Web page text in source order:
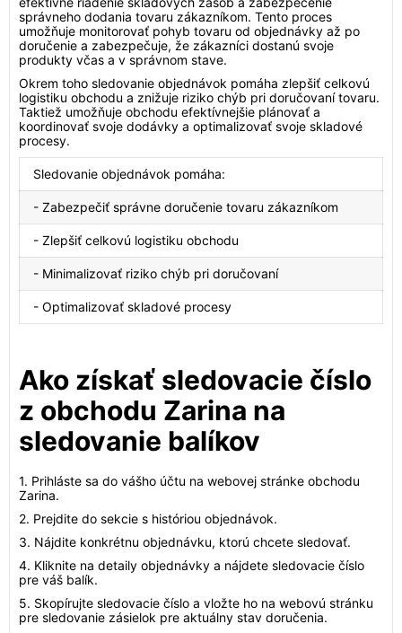
správneho dodania tovaru zákazníkom. Tento proces
umožňuje monitorovať pohyb tovaru od objednávky až po
doručenie a zabezpečuje, že zákazníci dostanú svoje
produkty včas a v správnom stave.
Okrem toho sledovanie objednávok pomáha zlepšiť celkovú
logistiku obchodu a znižuje riziko chýb pri doručovaní tovaru.
Taktiež umožňuje obchodu efektívnejšie plánovať a
koordinovať svoje dodávky a optimalizovať svoje skladové
procesy.
Sledovanie objednávok pomáha:
- Zabezpečiť správne doručenie tovaru zákazníkom
- Zlepšiť celkovú logistiku obchodu
- Minimalizovať riziko chýb pri doručovaní
- Optimalizovať skladové procesy
Ako získať sledovacie číslo
z obchodu Zarina na
sledovanie balíkov
1. Prihláste sa do vášho účtu na webovej stránke obchodu
Zarina.
2. Prejdite do sekcie s históriou objednávok.
3. Nájdite konkrétnu objednávku, ktorú chcete sledovať.
4. Kliknite na detaily objednávky a nájdete sledovacie číslo
pre váš balík.
5. Skopírujte sledovacie číslo a vložte ho na webovú stránku
pre sledovanie zásielok pre aktuálny stav doručenia.